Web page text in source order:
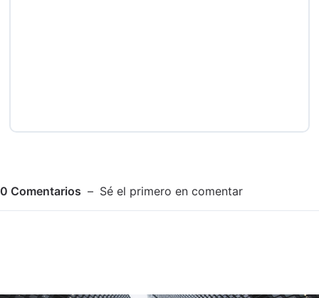
0 Comentarios Sé el primero en comentar